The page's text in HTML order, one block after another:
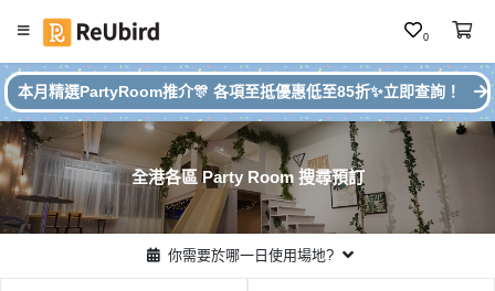
0
繁
中
E
N
登
#
本
月
P
ar
ty
R
o
本月精選PartyRoom推介🎊 各項至抵優惠低至85折✨立即查詢！
全港各區 Party Room 搜尋預訂
你需要於哪一日使用場地?